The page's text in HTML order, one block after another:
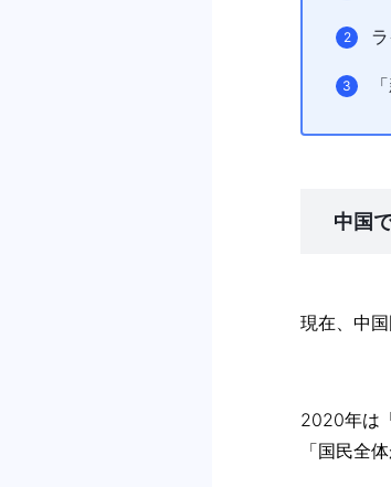
中国
現在、中
2020年は
「国民全